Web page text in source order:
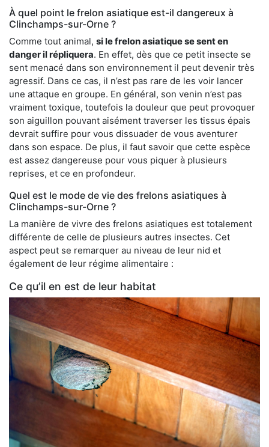
À quel point le frelon asiatique est-il dangereux à
Clinchamps-sur-Orne ?
Comme tout animal, si le frelon asiatique se sent en
danger il répliquera. En effet, dès que ce petit insecte se
sent menacé dans son environnement il peut devenir très
agressif. Dans ce cas, il n’est pas rare de les voir lancer
une attaque en groupe. En général, son venin n’est pas
vraiment toxique, toutefois la douleur que peut provoquer
son aiguillon pouvant aisément traverser les tissus épais
devrait suffire pour vous dissuader de vous aventurer
dans son espace. De plus, il faut savoir que cette espèce
est assez dangereuse pour vous piquer à plusieurs
reprises, et ce en profondeur.
Quel est le mode de vie des frelons asiatiques à
Clinchamps-sur-Orne ?
La manière de vivre des frelons asiatiques est totalement
différente de celle de plusieurs autres insectes. Cet
aspect peut se remarquer au niveau de leur nid et
également de leur régime alimentaire :
Ce qu’il en est de leur habitat